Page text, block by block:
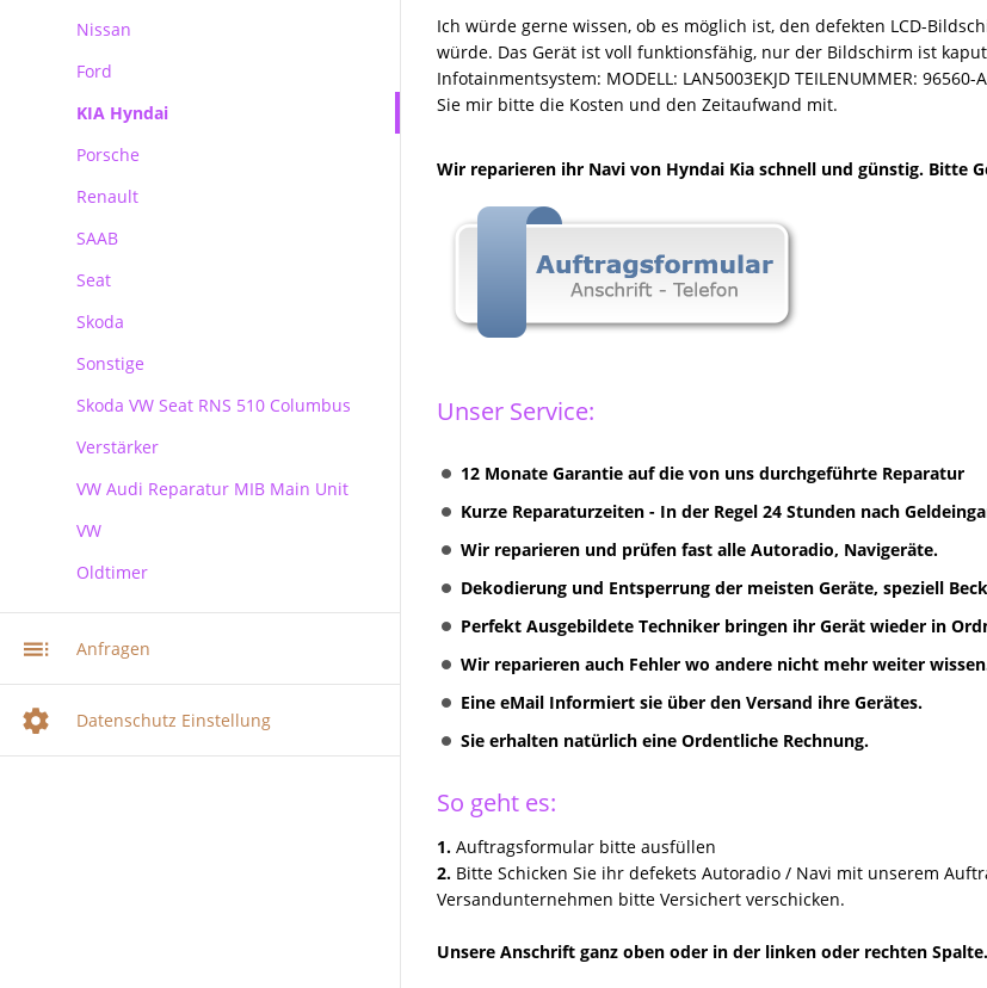
Mercedes Autoradio Navigation
MB Navigation
Becker Autoradio Navigation
Kundenanfragen
Nissan
Ford
Ford Blaupunkt Bosch FX
Ford Blaupunkt Bosch NX
Ford Blaupunkt Bosch MCA NX
KIA Hyndai
Porsche
Porsche PCM Premium Reparatur
Renault
SAAB
Seat
Skoda
Skoda
Sonstige
Skoda VW Seat RNS 510 Columbus
RNS 510 Columbus Reparatur
Verstärker
VW Audi Reparatur MIB Main Unit
VW
VW Audi Skoda MIB Infotainment
Multimediasystem RNS 510
Oldtimer
Anfragen
Datenschutz Einstellung
Ich würde gerne wissen, ob es möglich ist, den defekten LCD-
würde. Das Gerät ist voll funktionsfähig, nur der Bildschirm ist
Infotainmentsystem: MODELL: LAN5003EKJD TEILENUMMER:
Sie mir bitte die Kosten und den Zeitaufwand mit.
Wir reparieren ihr Navi von Hyndai Kia schnell und günstig. Bitte
Unser Service:
12 Monate Garantie auf die von uns durchgeführte Reparatur
Kurze Reparaturzeiten - In der Regel 24 Stunden nach
Wir reparieren und prüfen fast alle Autoradio, Navigeräte.
Dekodierung und Entsperrung der meisten Geräte, speziell
Perfekt Ausgebildete Techniker bringen ihr Gerät wieder in
Wir reparieren auch Fehler wo andere nicht mehr weiter
Eine eMail Informiert sie über den Versand ihre Gerätes.
Sie erhalten natürlich eine Ordentliche Rechnung.
So geht es:
1. Auftragsformular bitte ausfüllen
2. Bitte Schicken Sie ihr defekets Autoradio / Navi mit unserem
Versandunternehmen bitte Versichert verschicken.
Unsere Anschrift ganz oben oder in der linken oder rechten Spalte.